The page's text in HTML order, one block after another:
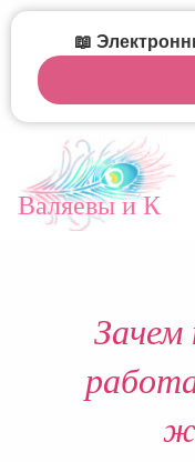
Валяевы и К
Зачем
📖